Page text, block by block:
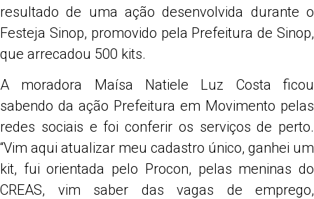
resultado de uma ação desenvolvida durante o
Festeja Sinop, promovido pela Prefeitura de Sinop,
que arrecadou 500 kits.
A moradora Maísa Natiele Luz Costa ficou
sabendo da ação Prefeitura em Movimento pelas
redes sociais e foi conferir os serviços de perto.
“Vim aqui atualizar meu cadastro único, ganhei um
kit, fui orientada pelo Procon, pelas meninas do
CREAS, vim saber das vagas de emprego,